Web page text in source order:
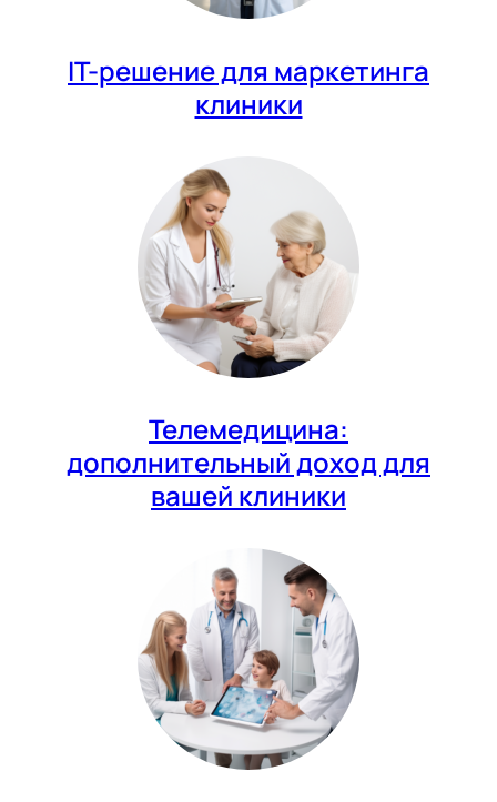
IT-решение для маркетинга
клиники
Телемедицина:
дополнительный доход для
вашей клиники